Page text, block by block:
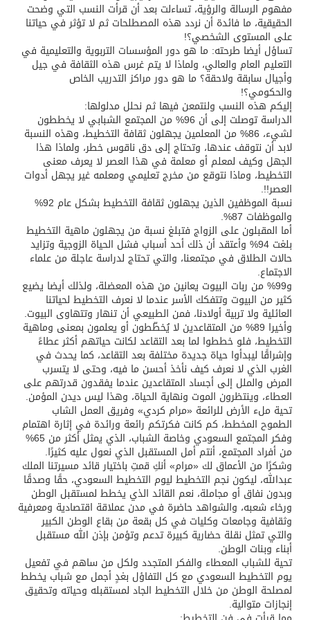
مفهوم الرسالة والرؤية، تساءلت بعد أن قرأت النسب التي وضحت
الحقيقية، ما فائدة أن نردد هذه المصطلحات ثم لا تؤثر في حياتنا
على المستوى الشخصي؟!
تساؤل أيضا طرحته: ما هو دور المؤسسات التربوية والتعليمية في
التعليم العام والعالي، ولماذا لا يتم غرس هذه الثقافة في جيل
وأجيال سابقة ولاحقة؟ ما هو دور مراكز التدريب الخاص
والحكومي؟!
إليكم هذه النسب ولنتمعن فيها ثم نحلل مدلولها:
الدراسة توصلت إلى أن 96% من المجتمع الشبابي لا يخططون
لشيء، 86% من المعلمين يجهلون ثقافة التخطيط، وهذه النسبة
لابد أن نتوقف عندها، وتحتاج إلى دق ناقوس خطر، ولماذا هذا
الجهل وكيف لمعلم أو معلمة في هذا العصر لا يعرف معنى
التخطيط، وماذا نتوقع من مخرج تعليمي ومعلمه غير يجهل أدوات
العصر!!.
نسبة الموظفين الذين يجهلون ثقافة التخطيط بشكل عام 92%
والموظفات 87%.
أما المقبلون على الزواج فتبلغ نسبة من يجهلون ماهية التخطيط
بلغت 94% وأعتقد أن ذلك أحد أسباب فشل الحياة الزوجية وتزايد
حالات الطلاق في مجتمعنا، والتي تحتاج لدراسة عاجلة من علماء
الاجتماع.
و99% من ربات البيوت يعانين من هذه المعضلة، ولذلك أيضا يضيع
كثير من البيوت وتتفكك الأسر عندما لا نعرف التخطيط لحياتنا
العائلية ولا تربية أولادنا، فمن الطبيعي أن تنهار وتتهاوى البيوت.
وأخيرا 89% من المتقاعدين لا يُخطّطون أو يعلمون بمعنى وماهية
التخطيط، فلو خططوا لما بعد التقاعد لكانت حياتهم أكثر عطاءً
وإشراقًا ليبدأوا حياة جديدة مختلفة بعد التقاعد، كما يحدث في
الغرب الذي لا نعرف كيف نأخذ أحسن ما فيه، وحتى لا يتسرب
المرض والملل إلى أجساد المتقاعدين عندما يفقدون قدرتهم على
العطاء، وينتظرون الموت ونهاية الحياة، وهذا ليس ديدن المؤمن.
تحية ملء الأرض للرائعة «مرام كردي» وفريق العمل الشاب
الطموح المخطط، كم كانت فكرتكم رائعة ورائدة في إثارة اهتمام
وفكر المجتمع السعودي وخاصة الشباب، الذي يمثل أكثر من 65%
من أفراد المجتمع، أنتم أمل المستقبل الذي نعول عليه كثيرًا.
وشكرًا من الأعماق لك «مرام» أنكِ قمتِ باختيار قائد مسيرتنا الملك
عبدالله، ليكون نجم التخطيط ليوم التخطيط السعودي، حقًا وصدقًا
وبدون نفاق أو مجاملة، نعم القائد الذي يخطط لمستقبل الوطن
ورخاء شعبه، والشواهد حاضرة في مدن عملاقة اقتصادية ومعرفية
وثقافية وجامعات وكليات في كل بقعة من بقاع الوطن الكبير
والتي تمثل نقلة حضارية كبيرة تدعم وتؤمن بإذن الله مستقبل
أبناء وبنات الوطن.
تحية للشباب المعطاء والفكر المتجدد ولكل من ساهم في تفعيل
يوم التخطيط السعودي مع كل التفاؤل بغدٍ أجمل مع شباب يخطط
لمصلحة الوطن من خلال التخطيط الجاد لمستقبله وحياته وتحقيق
إنجازات متوالية.